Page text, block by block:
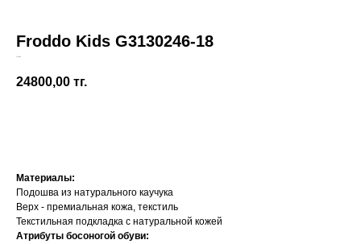
Froddo Kids G3130246-18
24800,00 тг.
Материалы:
Подошва из натурального каучука
Верх - премиальная кожа, текстиль
Текстильная подкладка с натуральной кожей
Атрибуты босоногой обуви: